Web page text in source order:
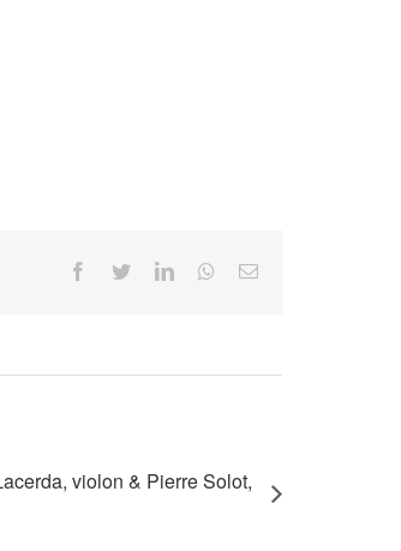
Facebook
TwitterLinkedInWhatsapp
Email
violon & Pierre Solot,